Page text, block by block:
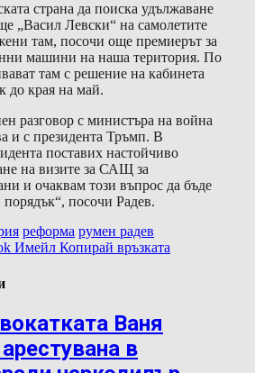
страна да поиска удължаване
„Васил Левски“ на самолетите
там, посочи още премиерът за
машини на наша територия. По
там с решение на кабинета
до края на май.
разговор с министъра на война
и с президента Тръмп. В
поставих настойчиво
на визите за САЩ за
и очаквам този въпрос да бъде
посочи Радев.
реформа румен радев
Имейл Копирай връзката
Ваня
в